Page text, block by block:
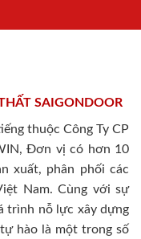
SAIGONDOOR
thuộc Công Ty CP
Đơn vị có hơn 10
xuất, phân phối các
Nam. Cùng với sự
trình nỗ lực xây dựng
hào là một trong số